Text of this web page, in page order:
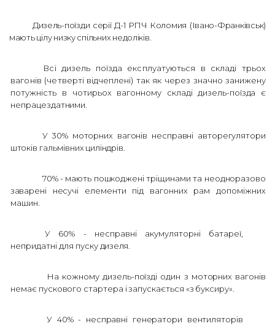
Дизель-поїзди серії Д-1 РПЧ Коломия (Івано-Франківськ)
мають цілу низку спільних недоліків.
Всі дизель поїзда експлуатуються в складі трьох
вагонів (четверті відчеплені) так як через значно занижену
потужність в чотирьох вагонному складі дизель-поїзда є
непрацездатними.
У 30% моторних вагонів несправні авторегулятори
штоків гальмівних циліндрів.
70% - мають пошкоджені тріщинами та неодноразово
заварені несучі елементи під вагонних рам допоміжних
машин.
У 60% - несправні акумуляторні батареї,
непридатні для пуску дизеля.
На кожному дизель-поїзді один з моторних вагонів
немає пускового стартера і запускається «з буксиру».
У 40% - несправні генератори вентиляторів